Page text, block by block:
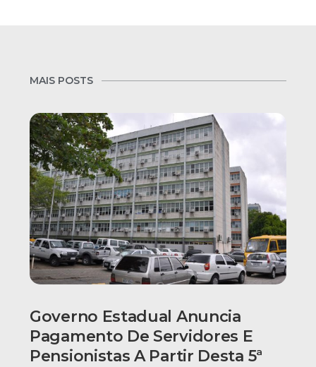
MAIS POSTS
Governo Estadual Anuncia
Pagamento De Servidores E
Pensionistas A Partir Desta 5ª